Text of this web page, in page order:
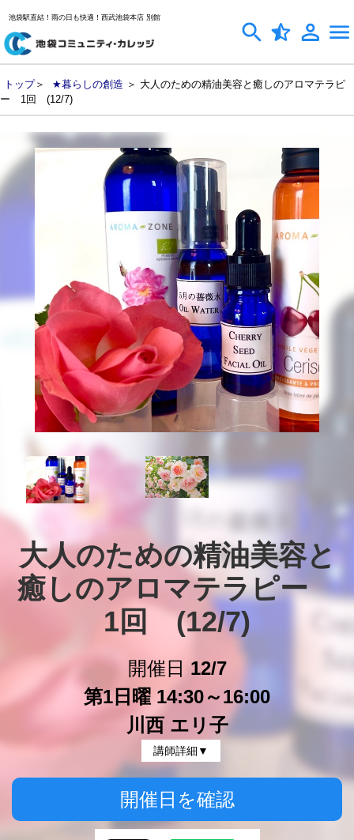
池袋駅直結！雨の日も快適！西武池袋本店 別館
トップ＞ ★暮らしの創造 ＞ 大人のための精油美容と癒しのアロマテラピ
ー 1回 (12/7)
大人のための精油美容と
癒しのアロマテラピー
1回　(12/7)
開催日 12/7
第1日曜 14:30～16:00
川西 エリ子
講師詳細▼
開催日を確認